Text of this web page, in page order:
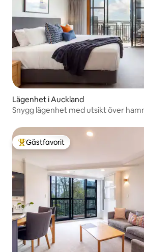
Lägenhet i Auckland
Snygg lägenhet med utsikt över
Populär gästfavorit
Gästfavorit